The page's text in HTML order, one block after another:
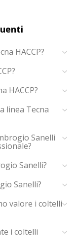
HACCP?
HACCP?
linea Tecna
Sanelli
Sanelli?
Sanelli?
valore i coltelli
i coltelli